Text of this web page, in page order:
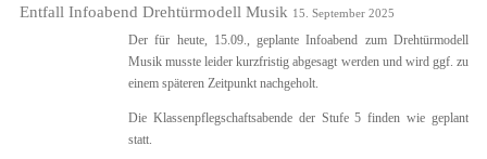
Entfall Infoabend Drehtürmodell Musik 15. September 2025
Der für heute, 15.09., geplante Infoabend zum Drehtürmodell
Musik musste leider kurzfristig abgesagt werden und wird ggf. zu
einem späteren Zeitpunkt nachgeholt.
Die Klassenpflegschaftsabende der Stufe 5 finden wie geplant
statt.